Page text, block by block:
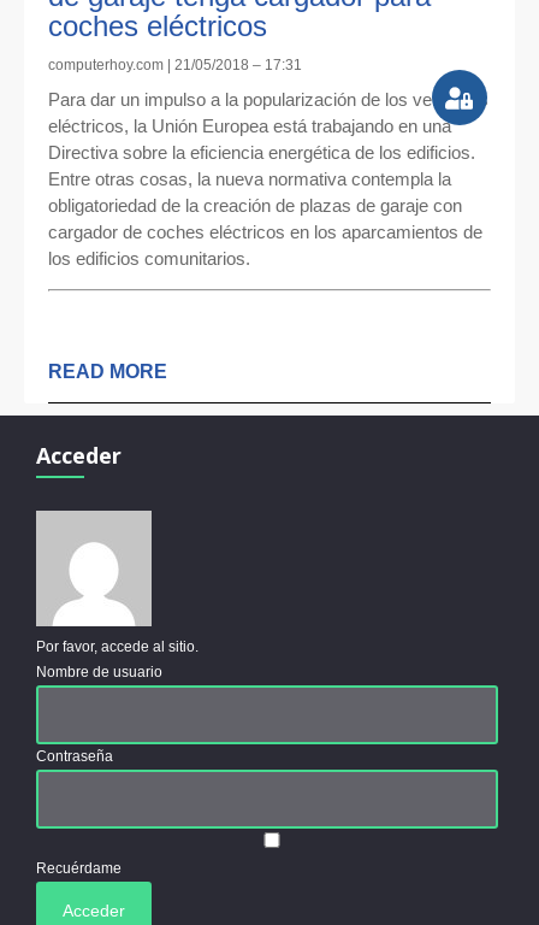
coches eléctricos
computerhoy.com | 21/05/2018 – 17:31
Para dar un impulso a la popularización de los vehículos
eléctricos, la Unión Europea está trabajando en una
Directiva sobre la eficiencia energética de los edificios.
Entre otras cosas, la nueva normativa contempla la
obligatoriedad de la creación de plazas de garaje con
cargador de coches eléctricos en los aparcamientos de
los edificios comunitarios.
READ MORE
Acceder
Por favor, accede al sitio.
Nombre de usuario
Contraseña
Recuérdame